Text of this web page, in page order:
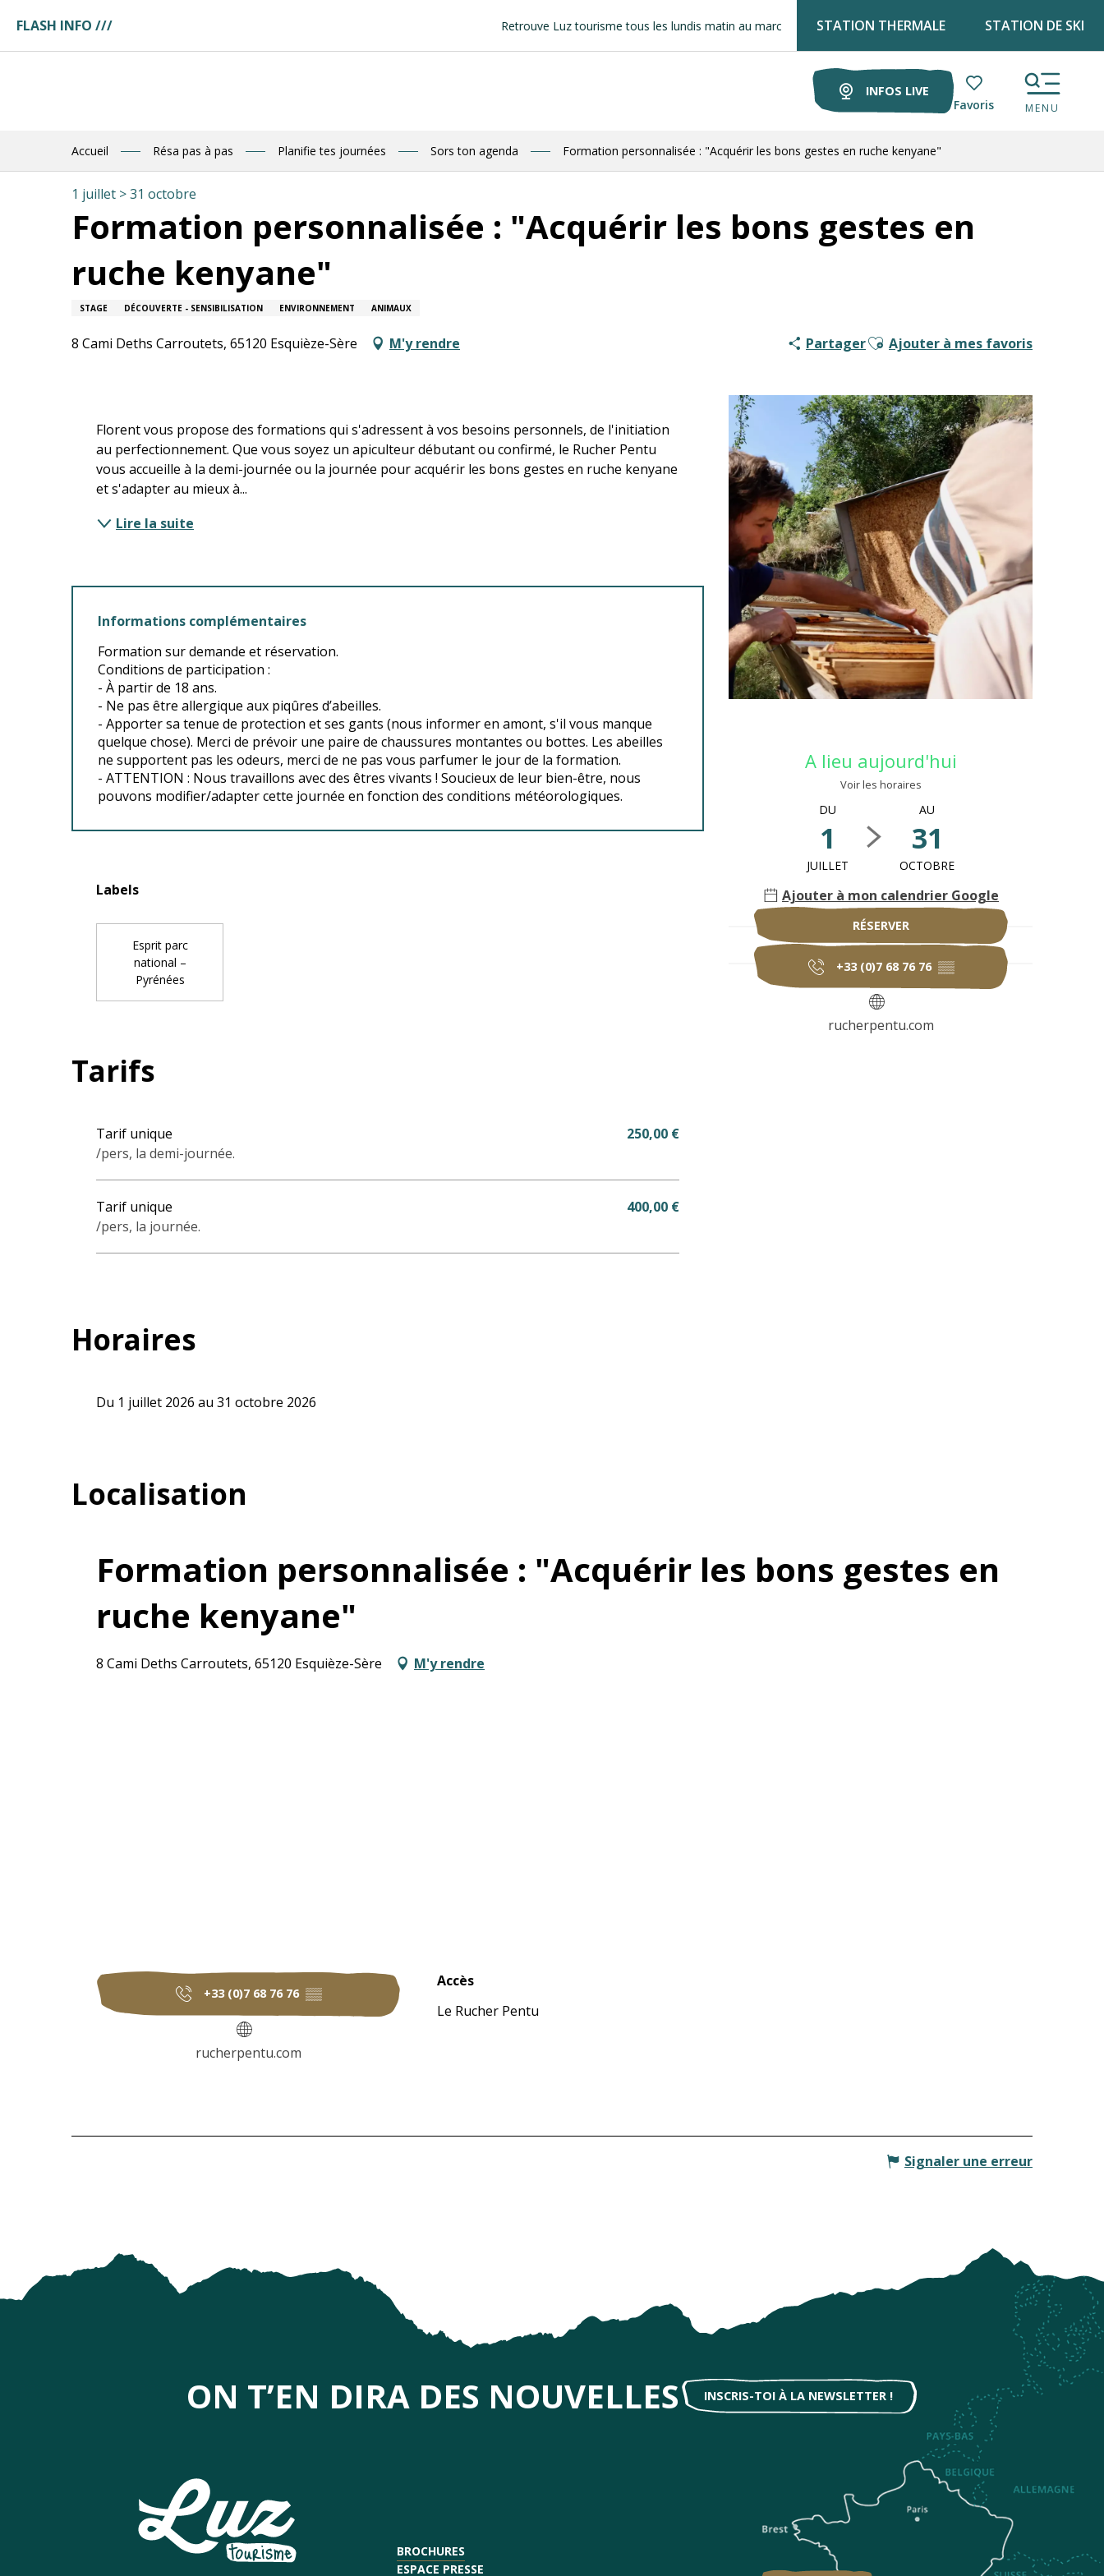
contenu
INFOS LIVE
Voir les favoris
FLASH INFO /// Retrouve Luz tourisme tous les lundis matin au marché ! STATION THERMALE STATION DE SKI
MENU
Accueil Résa pas à pas Planifie tes journées Sors ton agenda Formation personnalisée : "Acquérir les bons gestes en ruche kenyane"
1 juillet > 31 octobre
Formation personnalisée : "Acquérir les bons gestes en
ruche kenyane"
STAGE DÉCOUVERTE - SENSIBILISATION ENVIRONNEMENT ANIMAUX
8 Cami Deths Carroutets, 65120 Esquièze-Sère M'y rendre PartagerAjouter aux favoris
Ajouter à mes favoris
Ouverture et
A lieu aujourd'hui
Voir les horaires
DU
1
JUILLET
AU
31
OCTOBRE
Ajouter à mon calendrier Google
RÉSERVER
+33 (0)7 68 76 76 ▒▒
rucherpentu.com
Description
Florent vous propose des formations qui s'adressent à vos besoins personnels, de l'initiation
au perfectionnement. Que vous soyez un apiculteur débutant ou confirmé, le Rucher Pentu
vous accueille à la demi-journée ou la journée pour acquérir les bons gestes en ruche kenyane
et s'adapter au mieux à...
Lire la suite
Informations complémentaires
Formation sur demande et réservation.
Conditions de participation :
- À partir de 18 ans.
- Ne pas être allergique aux piqûres d’abeilles.
- Apporter sa tenue de protection et ses gants (nous informer en amont, s'il vous manque
quelque chose). Merci de prévoir une paire de chaussures montantes ou bottes. Les abeilles
ne supportent pas les odeurs, merci de ne pas vous parfumer le jour de la formation.
- ATTENTION : Nous travaillons avec des êtres vivants ! Soucieux de leur bien-être, nous
pouvons modifier/adapter cette journée en fonction des conditions météorologiques.
Offres de prestations
Labels
Labels
Esprit parc
national –
Pyrénées
Tarifs
Tarif unique
/pers, la demi-journée.
250,00 €
Tarif unique
/pers, la journée.
400,00 €
Horaires
Du 1 juillet 2026 au 31 octobre 2026
Localisation
Formation personnalisée : "Acquérir les bons gestes en
ruche kenyane"
8 Cami Deths Carroutets, 65120 Esquièze-Sère M'y rendre
+33 (0)7 68 76 76 ▒▒
rucherpentu.com
Accès
Accès
Le Rucher Pentu
Signaler une erreur
ON T’EN DIRA DES NOUVELLES INSCRIS-TOI À LA NEWSLETTER !
BROCHURES
ESPACE PRESSE